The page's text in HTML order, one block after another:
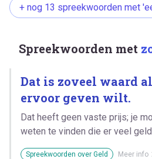
+ nog 13 spreekwoorden met
Spreekwoorden met
Dat is zoveel waard
ervoor geven wilt.
Dat heeft geen vaste prijs; je
weten te vinden die er veel
Spreekwoorden over Geld Meer info